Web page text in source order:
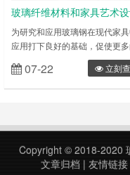
玻璃纤维材料和家具艺术
要素的结合
为研究和应用玻璃钢在现代家
应用打下良好的基础，促使更
材料应用于现代家具设计，为
提供更加人性化、多样化、个
产品，推动家居设计的创新。
维材料具有很高的塑性，即抗
度。纤维材料具有高的弹性系
好的加工性，可塑造形体，如
几何，抽象等。利用玻璃钢制
07-22 立刻
Copyright © 2018-2020
文章归档 | 友情链接